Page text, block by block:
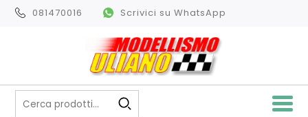
081470016 Scrivici su WhatsApp